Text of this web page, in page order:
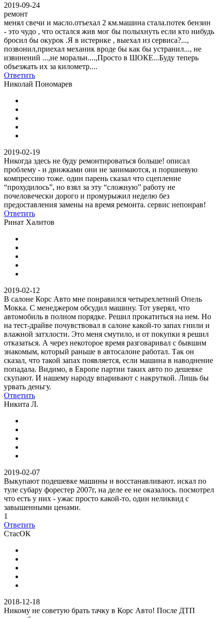
2019-09-24
ремонт
менял свечи и масло.отъехал 2 км.машина стала.потек бензин
- это чудо , что остался жив мог бы полыхнуть если кто нибудь
бросил бы окурок .Я в истерике , выехал из сервиса?...,
позвонил,приехал механик вроде бы как бы устранил..., не
извинений ...,не моральн....,Просто в ШОКЕ...Буду теперь
объезжать их за километр....
Ответить
Николай Пономарев
2019-02-19
Никогда здесь не буду ремонтироваться больше! описал
проблему - и движками они не занимаются, и поршневую
компрессию тоже. один парень сказал что сцепление
“прохудилось”, но взял за эту “сложную” работу не
почеловечески дорого и промурыжил неделю без
предоставления замены на время ремонта. сервис непонрав!
Ответить
Ринат Халитов
2019-02-12
В салоне Корс Авто мне понравился четырехлетний Опель
Мокка. С менеджером обсудил машину. Тот уверял, что
автомобиль в полном порядке. Решил прокатиться на нем. Но
на тест-драйве почувствовал в салоне какой-то запах гнили и
влажной затхлости. Это меня смутило, и от покупки я решил
отказаться. А через некоторое время разговаривал с бывшим
знакомым, который раньше в автосалоне работал. Так он
сказал, что такой запах появляется, если машина в наводнение
попадала. Видимо, в Европе партии таких авто по дешевке
скупают. И нашему народу впаривают с накруткой. Лишь бы
урвать деньгу.
Ответить
Никита Л.
2019-02-07
Выкупают подешевке машины и восстанавливают. искал по
туле субару форестер 2007г, на деле ее не оказалось. посмотрел
что есть у них - ужас просто какой-то, один неликвид с
завышенными ценами.
1
Ответить
СтасОК
2018-12-18
Никому не советую брать тачку в Корс Авто! После ДТП